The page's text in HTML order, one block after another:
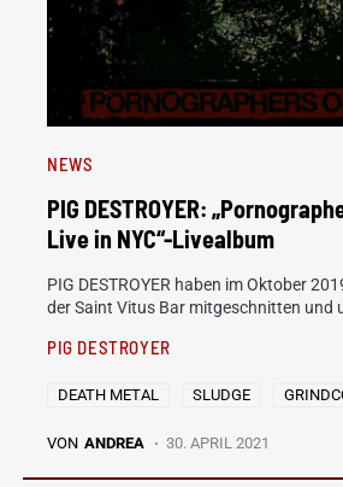
NEWS
PIG DESTROYER:
Live in NYC“-Livealbum
PIG DESTROYER haben im Oktober
der Saint Vitus Bar mitgeschnitten und
PIG DESTROYER
DEATH METAL SLUDGE
VON ANDREA 30. APRIL 2021